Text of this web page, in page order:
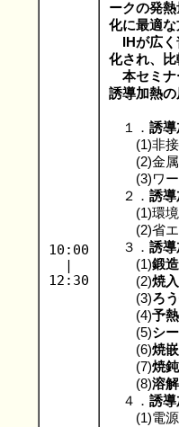
10:00
|
12:30
ークの発
化に最適な
IHが広
化され、
本セミ
誘導加熱の
１． 誘導
(1)非接
(2)金属
(3)ワー
２． 誘導
(1)環境
(2)省エ
３． 誘導
(1)鍛造
(2)焼
(3)ろ
(4)予
(5)シ
(6)焼嵌
(7)焼鈍
(8)溶
４． 誘導
(1)電源